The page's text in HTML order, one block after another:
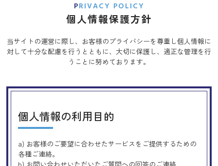
PRIVACY POLICY
個人情報保護方針
当サイトの運営に際し、お客様のプライバシーを尊重し個人情報に
対して十分な配慮を行うとともに、 大切に保護し、適正な管理を行
うことに努めております。
個人情報の利用目的
a) お客様のご要望に合わせたサービスをご提供するための
各種ご連絡。
b) お問い合わせいただいたご質問への回答のご連絡